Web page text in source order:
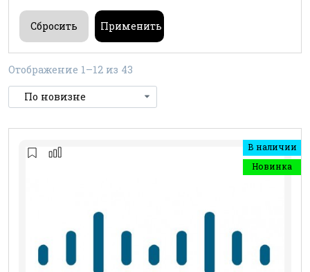
Отображение 1–12 из 43
В наличии
Новинка